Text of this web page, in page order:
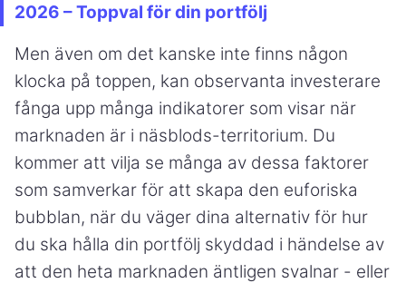
2026 – Toppval för din portfölj
Men även om det kanske inte finns någon
klocka på toppen, kan observanta investerare
fånga upp många indikatorer som visar när
marknaden är i näsblods-territorium. Du
kommer att vilja se många av dessa faktorer
som samverkar för att skapa den euforiska
bubblan, när du väger dina alternativ för hur
du ska hålla din portfölj skyddad i händelse av
att den heta marknaden äntligen svalnar - eller